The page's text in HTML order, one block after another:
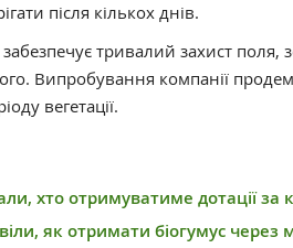
після кількох днів.
тривалий захист поля,
Випробування компанії
вегетації.
хто отримуватиме дотації за
як отримати біогумус через